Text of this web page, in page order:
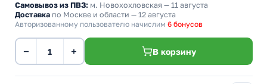
Самовывоз из ПВЗ: м. Новохохловская — 11 августа
Доставка по Москве и области — 12 августа
Авторизованному пользователю начислим 6 бонусов
− + В корзину